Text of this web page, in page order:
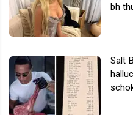
bh
Salt